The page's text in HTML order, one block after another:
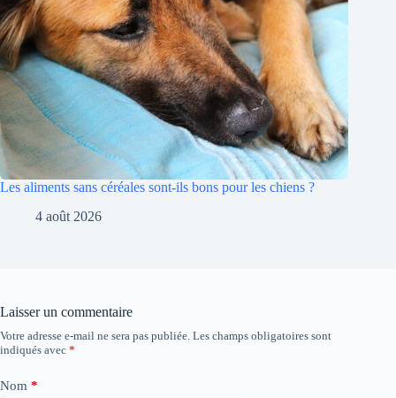
Les aliments sans céréales sont-ils bons pour les chiens ?
4 août 2026
Laisser un commentaire
Votre adresse e-mail ne sera pas publiée. Les champs obligatoires sont
indiqués avec *
Nom *